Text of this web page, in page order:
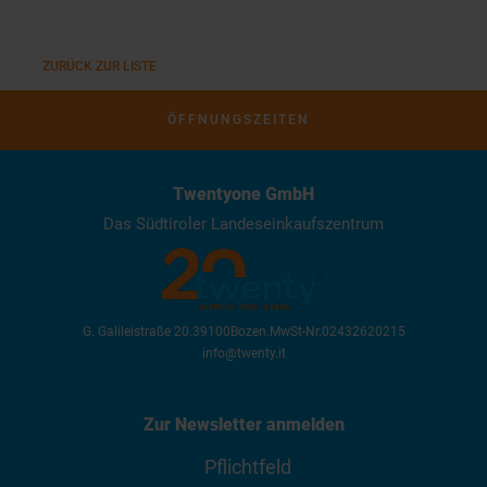
ZURÜCK ZUR LISTE
ÖFFNUNGSZEITEN
Twentyone GmbH
Das Südtiroler Landeseinkaufszentrum
G. Galileistraße 20.39100 Bozen. MwSt-Nr.02432620215
info@twenty.it
Zur Newsletter anmelden